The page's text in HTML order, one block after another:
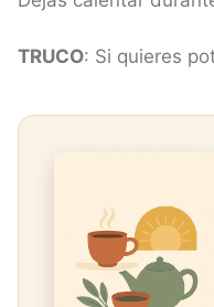
TRUCO: Si quieres